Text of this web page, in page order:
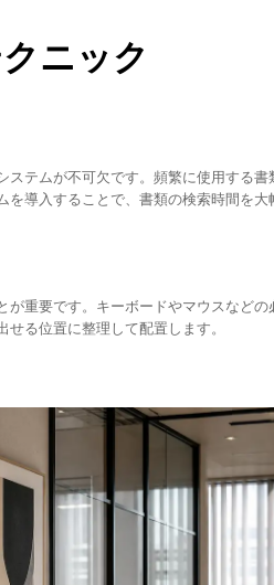
ニック
テムが不可欠です。頻繁に使用する
導入することで、書類の検索時間を大
重要です。キーボードやマウスなど
る位置に整理して配置します。
テム活用
ー
ーガナイザーを活用します。ペン立て
切りを使用することで、さらに細かい